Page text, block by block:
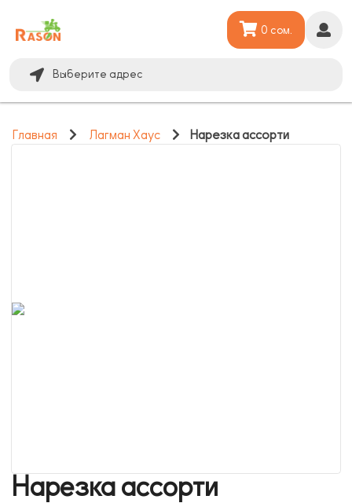
Выберите адрес
0 сом.
Главная Лагман Хаус Нарезка ассорти
Нарезка ассорти